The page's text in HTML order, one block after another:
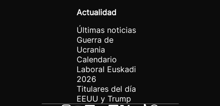
Actualidad
Últimas noticias
Guerra de
Ucrania
Calendario
Laboral Euskadi
2026
Titulares del día
EEUU y Trump